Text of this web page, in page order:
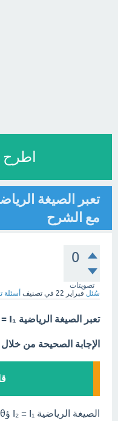
اطرح
مع الشرح
0
تصويتات
سُئل فبراير 22 في تصنيف أسئلة
تعبر الصيغة الرياضية I₂ = I₁ ؤ²θ عن قانون ؟؟
الإجابة الصحيحة من
الصيغة الرياضية I₂ = I₁ ؤ²θ تعبر عن